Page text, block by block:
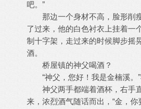
吧。”
那边一个身材不高，脸形削
了过来，他的白色衬衣上挂着一
制十字架，走过来的时候脚步摇
酒。
桥屋镇的神父喝酒？
“神父，您好！我是金楠溪。”
神父两手都端着酒杯，右手
来，浓烈酒气随话而出，“金，你